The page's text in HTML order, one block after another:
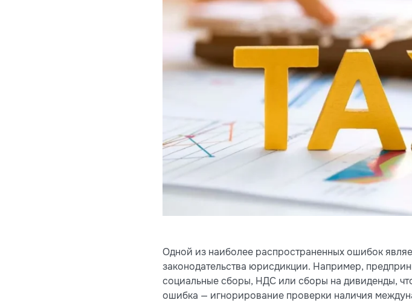
Одной из наиболее распространенных ошибок
законодательства юрисдикции. Например,
социальные сборы, НДС или сборы на дивиденды,
ошибка — игнорирование проверки наличия